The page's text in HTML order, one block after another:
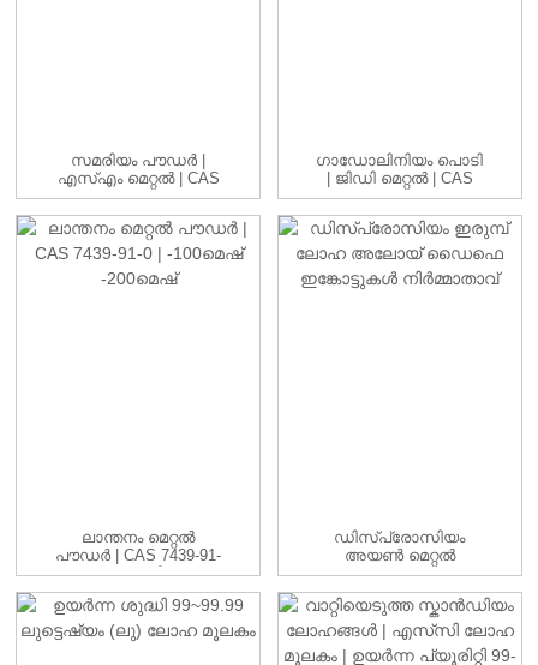
സമരിയം പൗഡർ |
എസ്എം മെറ്റൽ | CAS
7440-19-9 | -1...
ഗാഡോലിനിയം പൊടി
| ജിഡി മെറ്റൽ | CAS
7440-54-2 | ...
ലാന്തനം മെറ്റൽ
പൗഡർ | CAS 7439-91-
0 | -100മീ...
ഡിസ്പ്രോസിയം
അയൺ മെറ്റൽ
അലോയ് ഡൈഫെ
ഇങ്കോട്ട്സ്
മാനുഫാക്...